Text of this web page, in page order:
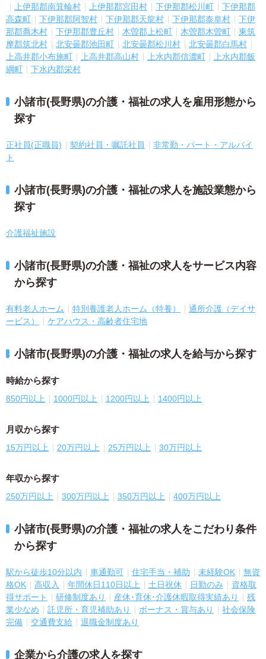
上伊那郡南箕輪村
上伊那郡宮田村 下伊那郡松川町
下伊那郡
高森町
下伊那郡阿智村 下伊那郡天龍村 下伊那郡泰阜村
下伊
那郡喬木村
下伊那郡豊丘村 木曽郡上松町 木曽郡木曽町
東筑
摩郡筑北村
北安曇郡池田町 北安曇郡松川村
北安曇郡白馬村
上高井郡小布施町
上高井郡高山村 上水内郡信濃町
上水内郡飯
綱町
下水内郡栄村
小諸市(長野県)の介護・福祉の求人を雇用形態から
探す
正社員(正職員) 契約社員・嘱託社員
非常勤・パート・アルバイ
ト
小諸市(長野県)の介護・福祉の求人を施設業態から
探す
介護福祉施設
小諸市(長野県)の介護・福祉の求人をサービス内容
から探す
有料老人ホーム 特別養護老人ホーム（特養）
通所介護（デイサ
ービス）
ケアハウス・高齢者住宅地
小諸市(長野県)の介護・福祉の求人を給与から探す
時給から探す
850円以上 1000円以上 1200円以上 1400円以上
月収から探す
15万円以上 20万円以上 25万円以上 30万円以上
年収から探す
250万円以上 300万円以上 350万円以上 400万円以上
小諸市(長野県)の介護・福祉の求人をこだわり条件
から探す
駅から徒歩10分以内 車通勤可 住宅手当・補助 未経験OK
無資
格OK
高収入 年間休日110日以上 土日祝休 日勤のみ
資格取
得サポート
研修制度あり 産休･育休･介護休暇取得実績あり
残
業少なめ
託児所・育児補助あり ボーナス・賞与あり
社会保険
完備
交通費支給 退職金制度あり
企業から介護の求人を探す